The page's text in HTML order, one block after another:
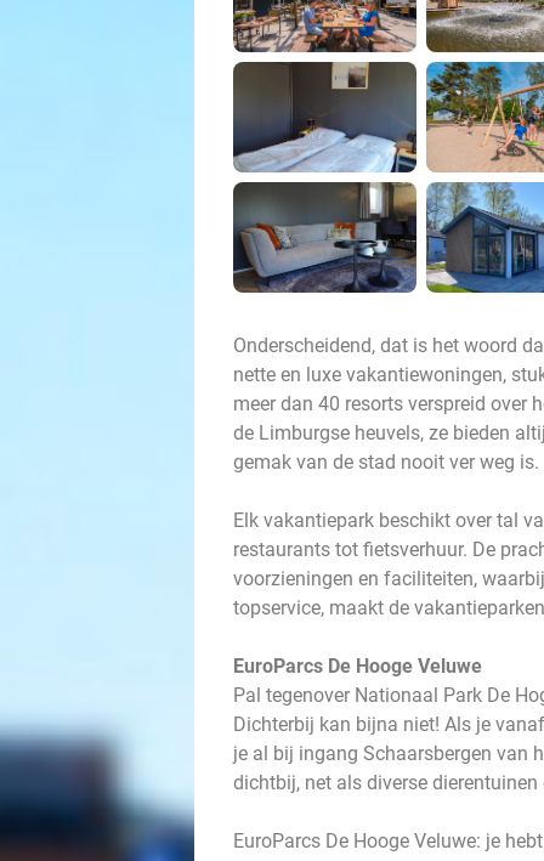
Onderscheidend, dat is het woord
nette en luxe vakantiewoningen,
meer dan 40 resorts verspreid over
de Limburgse heuvels, ze bieden
gemak van de stad nooit ver weg is.
Elk vakantiepark beschikt over tal
restaurants tot fietsverhuur. De
voorzieningen en faciliteiten,
topservice, maakt de
EuroParcs De Hooge Veluwe
Pal tegenover Nationaal Park De
Dichterbij kan bijna niet! Als je
je al bij ingang Schaarsbergen van
dichtbij, net als diverse dierentuinen
EuroParcs De Hooge Veluwe: je